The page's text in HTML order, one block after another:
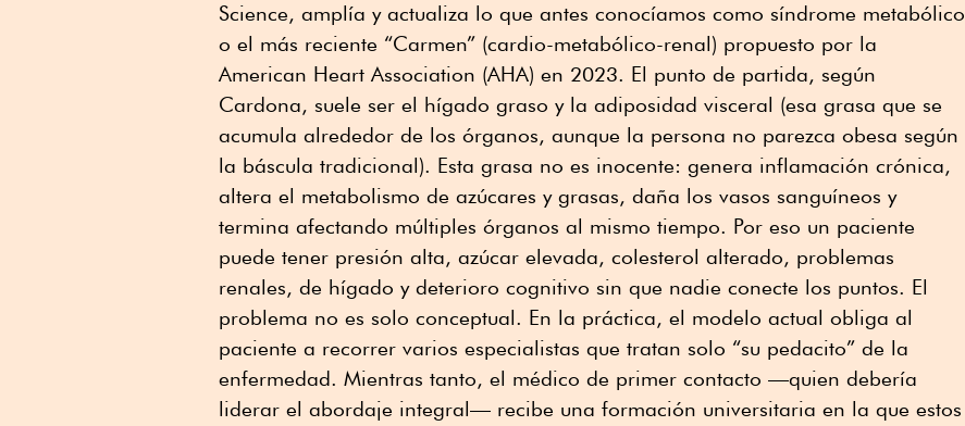
Science, amplía y actualiza lo que antes conocíamos como síndrome metabólico
o el más reciente “Carmen” (cardio-metabólico-renal) propuesto por la
American Heart Association (AHA) en 2023. El punto de partida, según
Cardona, suele ser el hígado graso y la adiposidad visceral (esa grasa que se
acumula alrededor de los órganos, aunque la persona no parezca obesa según
la báscula tradicional). Esta grasa no es inocente: genera inflamación crónica,
altera el metabolismo de azúcares y grasas, daña los vasos sanguíneos y
termina afectando múltiples órganos al mismo tiempo. Por eso un paciente
puede tener presión alta, azúcar elevada, colesterol alterado, problemas
renales, de hígado y deterioro cognitivo sin que nadie conecte los puntos. El
problema no es solo conceptual. En la práctica, el modelo actual obliga al
paciente a recorrer varios especialistas que tratan solo “su pedacito” de la
enfermedad. Mientras tanto, el médico de primer contacto —quien debería
liderar el abordaje integral— recibe una formación universitaria en la que estos